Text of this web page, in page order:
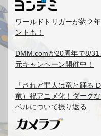
ワールドトリガーが約２
ントも！
DMM.comが20周年で8/
元キャンペーン開催中！
「されど罪人は竜と踊る
竜）祝アニメ化！ダーク
ベルについて振り返る